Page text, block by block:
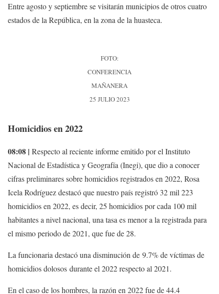
Entre agosto y septiembre se visitarán municipios de otros cuatro
estados de la República, en la zona de la huasteca.
FOTO:
CONFERENCIA
MAÑANERA
25 JULIO 2023
Homicidios en 2022
08:08 | Respecto al reciente informe emitido por el Instituto
Nacional de Estadística y Geografía (Inegi), que dio a conocer
cifras preliminares sobre homicidios registrados en 2022, Rosa
Icela Rodríguez destacó que nuestro país registró 32 mil 223
homicidios en 2022, es decir, 25 homicidios por cada 100 mil
habitantes a nivel nacional, una tasa es menor a la registrada para
el mismo periodo de 2021, que fue de 28.
La funcionaria destacó una disminución de 9.7% de víctimas de
homicidios dolosos durante el 2022 respecto al 2021.
En el caso de los hombres, la razón en 2022 fue de 44.4